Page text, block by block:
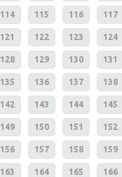
114 115 116 117
121 122 123 124
128 129 130 131
135 136 137 138
142 143 144 145
149 150 151 152
156 157 158 159
163 164 165 166